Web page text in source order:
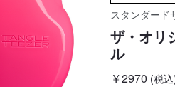
スタンダード
ザ・オリ
ル
￥2970 (税